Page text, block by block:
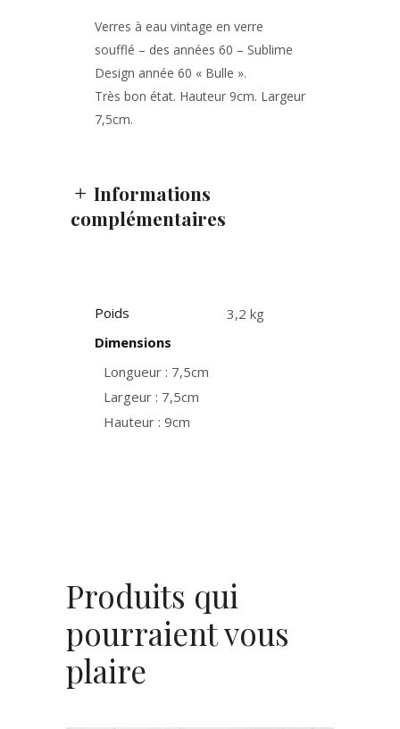
Verres à eau vintage en verre
soufflé – des années 60 – Sublime
Design année 60 « Bulle ».
Très bon état. Hauteur 9cm. Largeur
7,5cm.
Informations
complémentaires
Poids
3,2 kg
Dimensions
Longueur : 7,5cm
Largeur : 7,5cm
Hauteur : 9cm
Produits qui
pourraient vous
plaire